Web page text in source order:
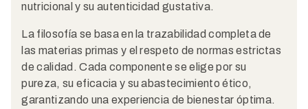
nutricional y su autenticidad gustativa.
La filosofía se basa en la trazabilidad completa de
las materias primas y el respeto de normas estrictas
de calidad. Cada componente se elige por su
pureza, su eficacia y su abastecimiento ético,
garantizando una experiencia de bienestar óptima.